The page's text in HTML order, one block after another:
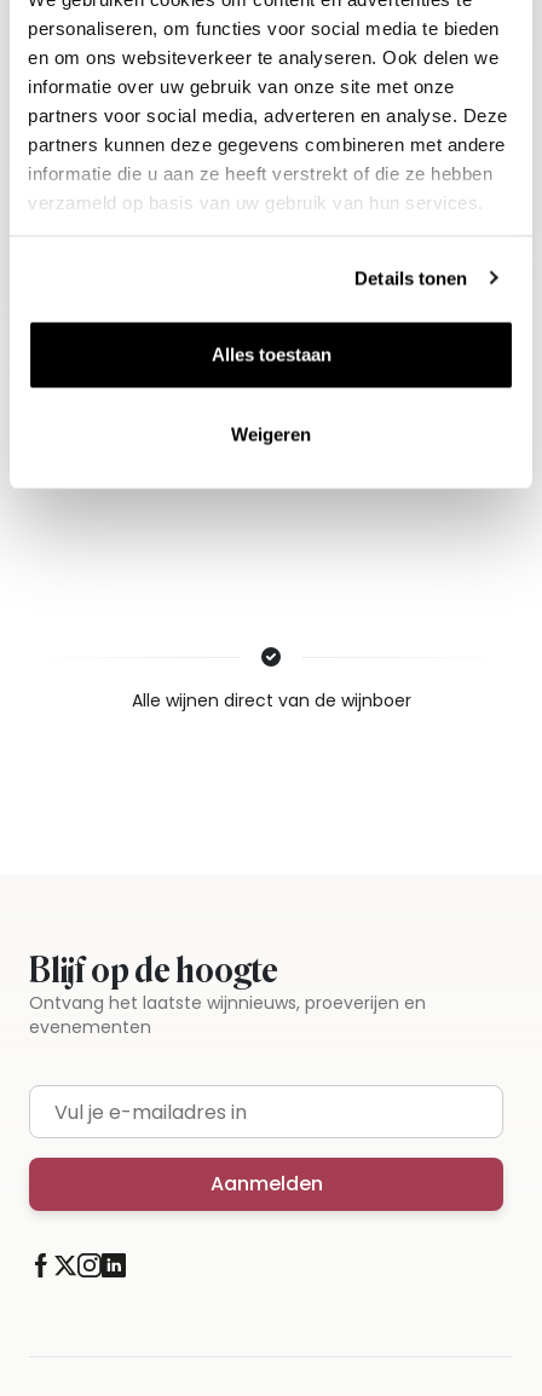
personaliseren, om functies voor social media te bieden
en om ons websiteverkeer te analyseren. Ook delen we
informatie over uw gebruik van onze site met onze
partners voor social media, adverteren en analyse. Deze
partners kunnen deze gegevens combineren met andere
informatie die u aan ze heeft verstrekt of die ze hebben
verzameld op basis van uw gebruik van hun services.
Details tonen
Alles toestaan
Weigeren
gevogelte of wit vlees met rijke
sauzen, specerijen, vanille, gember en
honing. Klassiek is natuurlijk de
combinatie met de pikante
blauwader roquefort met
The Wine Advocate : 93
Nieuws & inspiratie in Vineé Vineuse
Alle wijnen direct van de wijnboer
Blijf op de hoogte
Ontvang het laatste wijnnieuws, proeverijen en
evenementen
E-mailadres
Aanmelden